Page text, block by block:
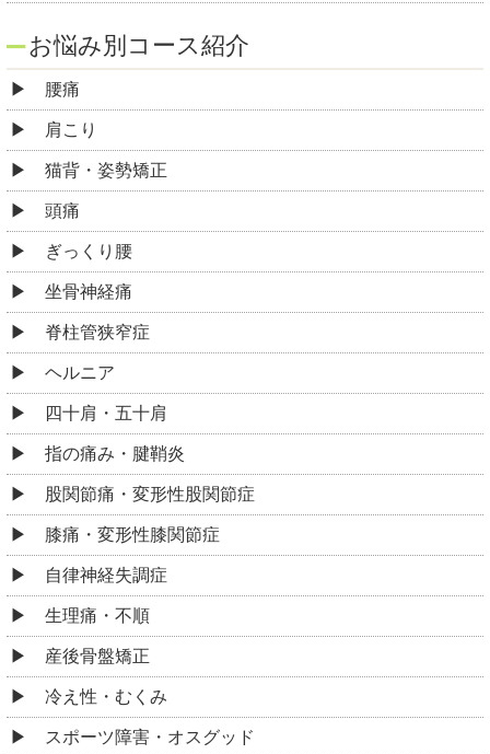
お悩み別コース紹介
腰痛
肩こり
猫背・姿勢矯正
頭痛
ぎっくり腰
坐骨神経痛
脊柱管狭窄症
ヘルニア
四十肩・五十肩
指の痛み・腱鞘炎
股関節痛・変形性股関節症
膝痛・変形性膝関節症
自律神経失調症
生理痛・不順
産後骨盤矯正
冷え性・むくみ
スポーツ障害・オスグッド